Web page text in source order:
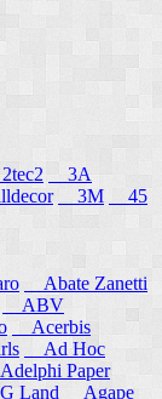
3A
3M
45
Abate Zanetti
ABV
Acerbis
Ad Hoc
Paper
Land Agape